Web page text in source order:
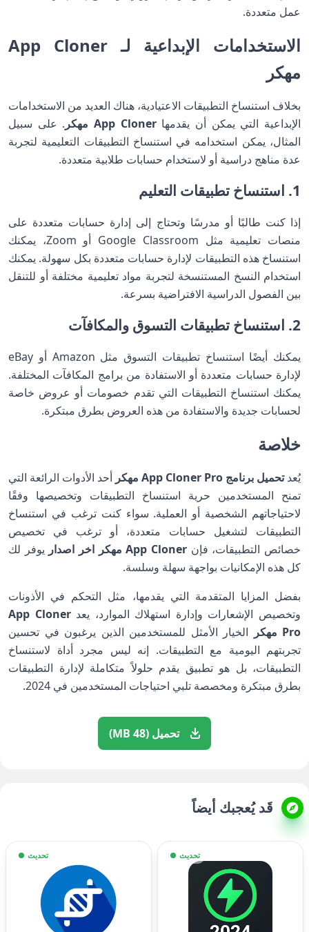
عمل متعددة.
الاستخدامات الإبداعية لـ App Cloner
مهكر
بخلاف استنساخ التطبيقات الاعتيادية، هناك العديد من الاستخدامات
الإبداعية التي يمكن أن يقدمهاApp Cloner مهكر
. على سبيل
المثال، يمكن استخدامه في استنساخ التطبيقات التعليمية لتجربة
عدة مناهج دراسية أو لاستخدام حسابات طلابية متعددة.
1. استنساخ تطبيقات التعليم
إذا كنت طالبًا أو مدرسًا وتحتاج إلى إدارة حسابات متعددة على
منصات تعليمية مثل Google Classroom أو Zoom، يمكنك
استنساخ هذه التطبيقات لإدارة حسابات متعددة بكل سهولة. يمكنك
استخدام النسخ المستنسخة لتجربة مواد تعليمية مختلفة أو للتنقل
بين الفصول الدراسية الافتراضية بسرعة.
2. استنساخ تطبيقات التسوق والمكافآت
يمكنك أيضًا استنساخ تطبيقات التسوق مثل Amazon أو eBay
لإدارة حسابات متعددة أو الاستفادة من برامج المكافآت المختلفة.
يمكنك استنساخ التطبيقات التي تقدم خصومات أو عروض خاصة
لحسابات جديدة والاستفادة من هذه العروض بطرق مبتكرة.
خلاصة
يُعدتحميل برنامج App Cloner Pro مهكر
أحد الأدوات الرائعة التي
تمنح المستخدمين حرية استنساخ التطبيقات وتخصيصها وفقًا
لاحتياجاتهم الشخصية أو العملية. سواء كنت ترغب في استنساخ
التطبيقات لتشغيل حسابات متعددة، أو ترغب في تخصيص
خصائص التطبيقات، فإن App Cloner مهكر اخر اصدار
يوفر لك
كل هذه الإمكانيات بواجهة سهلة وسلسة.
بفضل المزايا المتقدمة التي يقدمها، مثل التحكم في الأذونات
وتخصيص الإشعارات وإدارة استهلاك الموارد، يعدApp Cloner
Pro مهكر
الخيار الأمثل للمستخدمين الذين يرغبون في تحسين
تجربتهم اليومية مع التطبيقات. إنه ليس مجرد أداة لاستنساخ
التطبيقات، بل هو تطبيق يقدم حلولاً متكاملة لإدارة التطبيقات
بطرق مبتكرة ومخصصة تلبي احتياجات المستخدمين في 2024.
تحميل (48 MB)
قَد يُعجبك أيضاً
تحديث تحديث